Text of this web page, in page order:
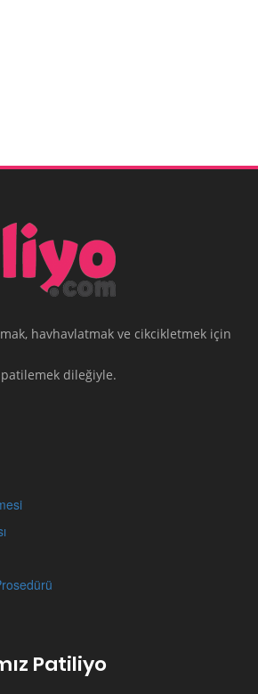
havhavlatmak ve cikcikletmek için
dileğiyle.
Patiliyo